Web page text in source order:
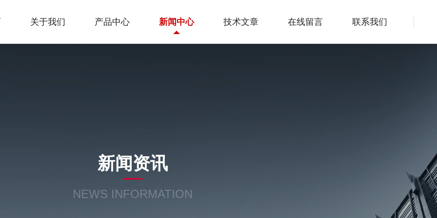
关于我们 产品中心 新闻中心 技术文章 在线留言 联系我们
新闻资讯
NEWS INFORMATION